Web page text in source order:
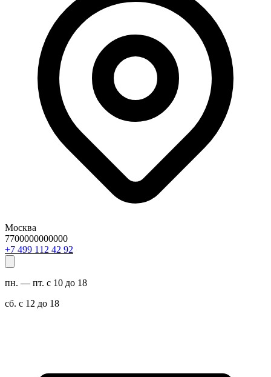
Москва
7700000000000
29 24 211 994 7+
пн. — пт. с 10 до 18
сб. с 12 до 18